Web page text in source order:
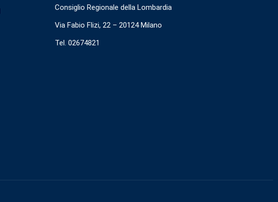
Consiglio Regionale della Lombardia
Via Fabio Flizi, 22 – 20124 Milano
Tel. 02674821